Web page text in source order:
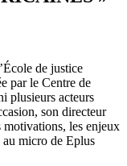
de justice
par le Centre de
plusieurs acteurs
son directeur
les enjeux
au micro de Eplus